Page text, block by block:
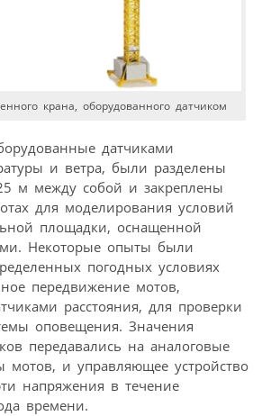
крана, оборудованного датчиком
датчиками
и ветра, были разделены
м между собой и закреплены
для моделирования условий
площадки, оснащенной
Некоторые опыты были
погодных условиях
передвижение мотов,
расстояния, для проверки
оповещения. Значения
передавались на аналоговые
и управляющее устройство
напряжения в течение
времени.